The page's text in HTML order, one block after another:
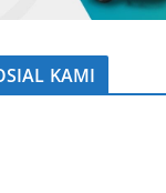
KAMI